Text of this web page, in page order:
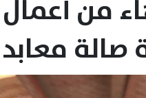
صالة معابد